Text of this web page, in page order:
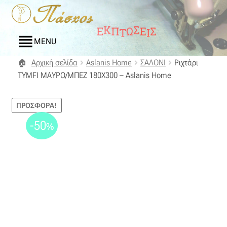
Απευθείας
μετάβαση
στην
πλοήγηση
Μετάβαση
σε
περιεχόμενο
MENU
Αρχική
Compare
Αρχική σελίδα Aslanis Home ΣΑΛΟΝΙ
Ριχτάρι
ΤΥΜFΙ ΜΑΥΡΟ/ΜΠΕΖ 180Χ300 – Aslanis Home
ΠΡΟΣΦΟΡΆ!
-50%